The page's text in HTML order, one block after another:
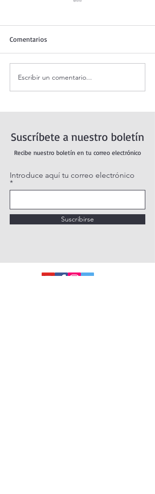
Adoración al Santísimo en
vivo / Perpetual Adoration
Comentarios
Escribir un comentario...
Suscríbete a nuestro boletín
Recibe nuestro boletín en tu correo electrónico
Introduce aquí tu correo electrónico
Suscribirse